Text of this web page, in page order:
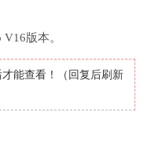
版本。
才能查看！（回复后刷新